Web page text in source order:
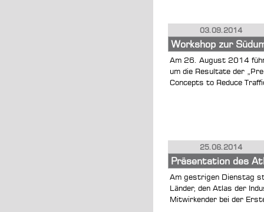
03.09.2014
Workshop zur
Am 26. August 2014
um die Resultate der
Concepts to Reduce
25.06.2014
Präsentation des
Am gestrigen Dienstag
Länder, den Atlas der
Mitwirkender bei der